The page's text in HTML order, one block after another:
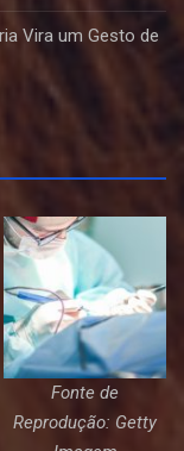
Vira um Gesto de
Fonte de
Reprodução: Getty